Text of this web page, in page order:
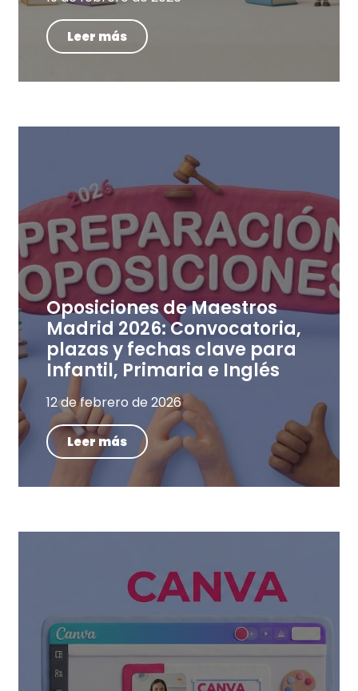
Leer más
Oposiciones de Maestros
Madrid 2026: Convocatoria,
plazas y fechas clave para
Infantil, Primaria e Inglés
12 de febrero de 2026
Leer más